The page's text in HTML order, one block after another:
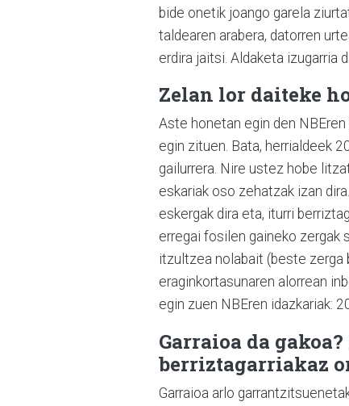
bide onetik joango garela
taldearen arabera, datorren
erdira jaitsi. Aldaketa izugarria
Zelan lor daiteke
Aste honetan egin den
egin zituen. Bata, herrialdeek
gailurrera. Nire ustez hobe
eskariak oso zehatzak izan
eskergak dira eta, iturri
erregai fosilen gaineko zergak
itzultzea nolabait (beste zerga
eraginkortasunaren alorrean
egin zuen NBEren idazkariak:
Garraioa da
berriztagarriakaz
Garraioa arlo